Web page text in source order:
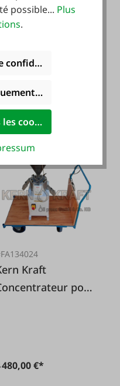
de
(AISI 304) avec
à vis
de119,00 €*
119,00 €*
Kraft
pour
480,00 €*
possible... Plus
.
confidentialité
les cookies
cookies